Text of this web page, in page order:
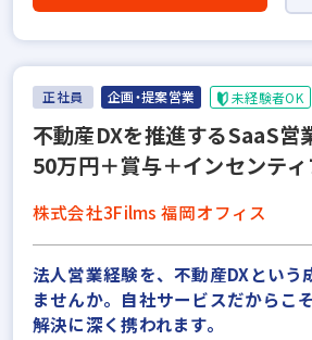
正社員 企画・提案営業 未経験者OK
不動産DXを推進するSaaS営
50万円＋賞与＋インセンティ
株式会社3Films 福岡オフィス
法人営業経験を、不動産DXという
ませんか。自社サービスだからこ
解決に深く携われます。